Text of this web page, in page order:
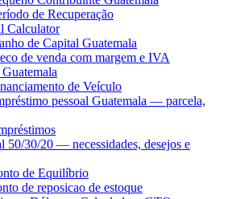
de Recuperação
Calculator
de Capital Guatemala
de venda com margem e IVA
de Veículo
pessoal Guatemala — parcela,
50/30/20 — necessidades, desejos e
de Equilíbrio
de reposicao de estoque